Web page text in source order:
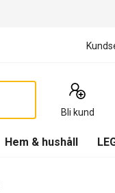
Bli kund
Hem & hushåll